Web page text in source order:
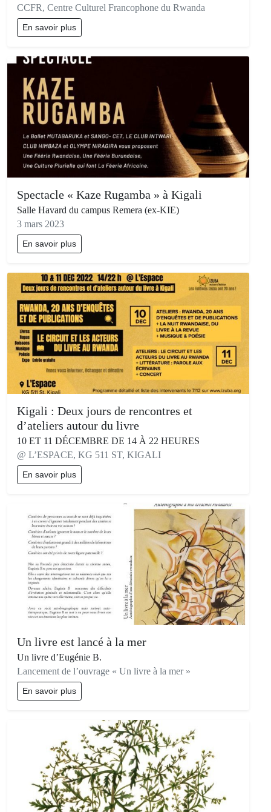
CCFR, Centre Culturel Francophone du Rwanda
En savoir plus
Spectacle « Kaze Rugamba » à Kigali
Salle Havard du campus Remera (ex-KIE)
3 mars 2023
En savoir plus
Kigali : Deux jours de rencontres et
d’ateliers autour du livre
10 ET 11 DÉCEMBRE DE 14 À 22 HEURES
@ L’ESPACE, KG 511 ST, KIGALI
En savoir plus
Un livre est lancé à la mer
Un livre d’Eugénie B.
Lancement de l’ouvrage « Un livre à la mer »
En savoir plus